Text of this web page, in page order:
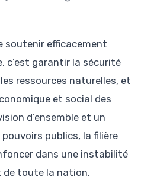
soutenir efficacement
c’est garantir la sécurité
ressources naturelles, et
et social des
d’ensemble et un
publics, la filière
dans une instabilité
de toute la nation.